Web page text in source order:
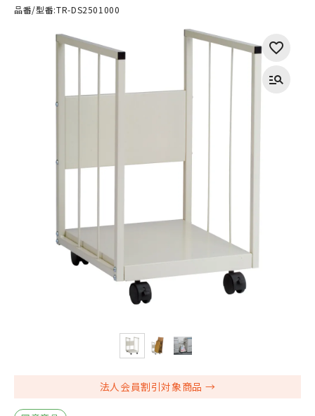
品番/型番:TR-DS2501000
法人会員割引対象商品